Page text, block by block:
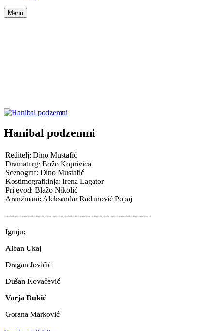
Menu
Hanibal podzemni
Reditelj: Dino Mustafić
Dramaturg: Božo Koprivica
Scenograf: Dino Mustafić
Kostimografkinja: Irena Lagator
Prijevod: Blažo Nikolić
Aranžmani: Aleksandar Radunović Popaj
------------------------------------------------------------
Igraju:
Alban Ukaj
Dragan Jovičić
Dušan Kovačević
Varja Đukić
Gorana Marković